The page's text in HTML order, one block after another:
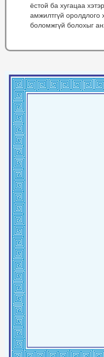
ёстой ба хугацаа
амжилтгүй оролдлого
боломжгүй болохыг